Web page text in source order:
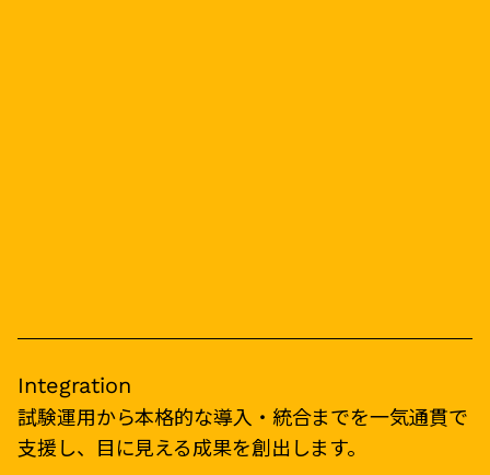
Integration
試験運用から本格的な導入・統合までを一気通貫で
支援し、目に見える成果を創出します。